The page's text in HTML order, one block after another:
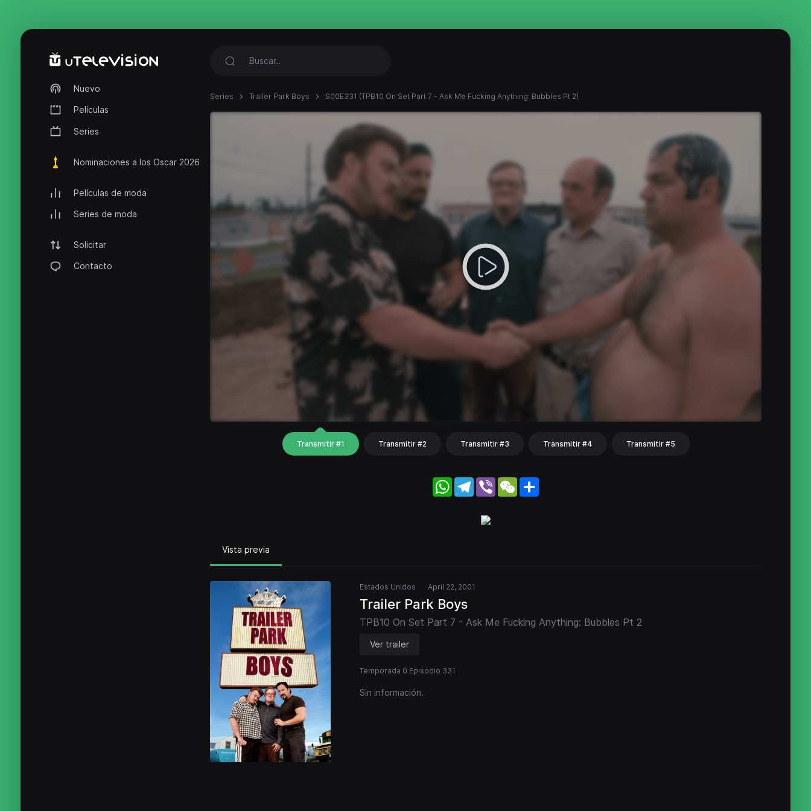
Nuevo
Películas
Series
Nominaciones a los Oscar 2026
Películas de moda
Series de moda
Solicitar
Contacto
Series Trailer Park Boys S00E331 (TPB10 On Set Part 7 - Ask Me Fucking Anything: Bubbles Pt 2)
Transmitir #1 Transmitir #2 Transmitir #3 Transmitir #4 Transmitir #5
WhatsApp
Telegram
Viber WeChat
Vista previa
Estados Unidos April 22, 2001
Trailer Park Boys
TPB10 On Set Part 7 - Ask Me Fucking Anything: Bubbles Pt 2
Ver trailer
Temporada 0 Episodio 331
Sin información.